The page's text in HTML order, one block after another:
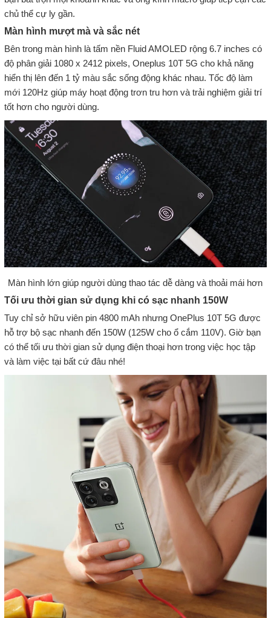
chủ thể cự ly gần.
Màn hình mượt mà và sắc nét
Bên trong màn hình là tấm nền Fluid AMOLED rộng 6.7 inches có
độ phân giải 1080 x 2412 pixels, Oneplus 10T 5G cho khả năng
hiển thị lên đến 1 tỷ màu sắc sống động khác nhau. Tốc độ làm
mới 120Hz giúp máy hoạt động trơn tru hơn và trải nghiệm giải trí
tốt hơn cho người dùng.
Màn hình lớn giúp người dùng thao tác dễ dàng và thoải mái hơn
Tối ưu thời gian sử dụng khi có sạc nhanh 150W
Tuy chỉ sở hữu viên pin 4800 mAh nhưng OnePlus 10T 5G được
hỗ trợ bộ sạc nhanh đến 150W (125W cho ổ cắm 110V). Giờ bạn
có thể tối ưu thời gian sử dụng điện thoại hơn trong việc học tập
và làm việc tại bất cứ đâu nhé!